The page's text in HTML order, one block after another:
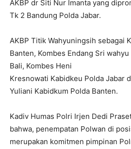
AKBP dr Siti Nur Imanta yang
Tk 2 Bandung Polda Jabar.
AKBP Titik Wahyuningsih sebagai
Banten, Kombes Endang Sri
Bali, Kombes Heni
Kresnowati Kabidkeu Polda Jabar
Yuliani Kabidkum Polda Banten.
Kadiv Humas Polri Irjen Dedi
bahwa, penempatan Polwan di
merupakan komitmen pimpinan